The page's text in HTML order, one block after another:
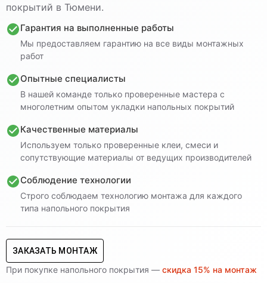
покрытий в Тюмени.
Гарантия на выполненные работы
Мы предоставляем гарантию на все виды монтажных
работ
Опытные специалисты
В нашей команде только проверенные мастера с
многолетним опытом укладки напольных покрытий
Качественные материалы
Используем только проверенные клеи, смеси и
сопутствующие материалы от ведущих производителей
Соблюдение технологии
Строго соблюдаем технологию монтажа для каждого
типа напольного покрытия
ЗАКАЗАТЬ МОНТАЖ
При покупке напольного покрытия — скидка 15% на монтаж